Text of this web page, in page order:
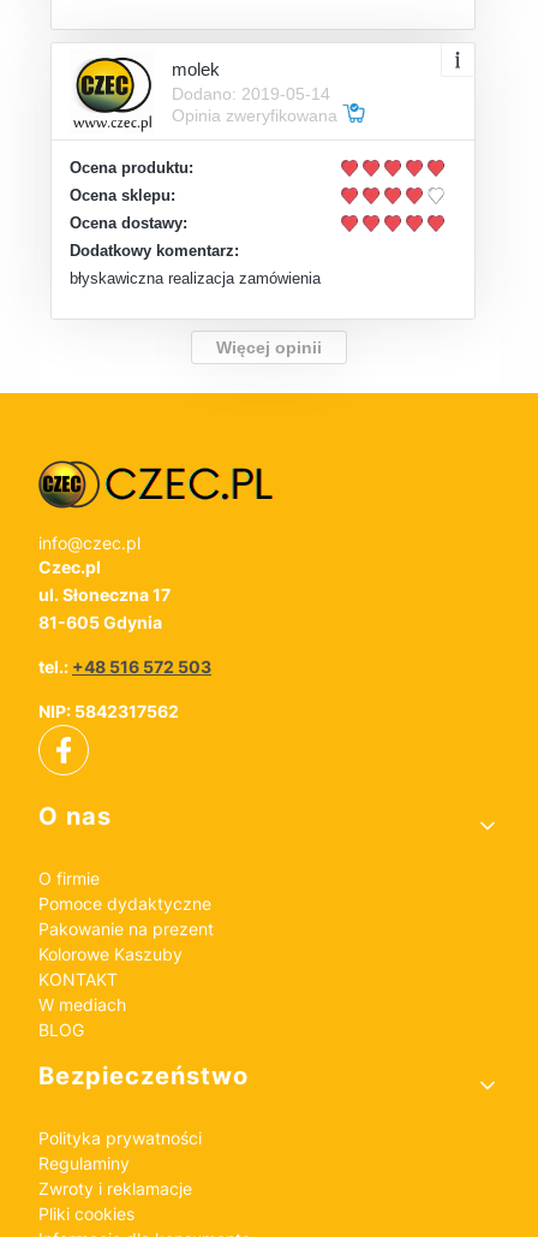
molek
Dodano: 2019-05-14
Opinia zweryfikowana
Ocena produktu:
Ocena sklepu:
Ocena dostawy:
Dodatkowy komentarz:
błyskawiczna realizacja zamówienia
Więcej opinii
info@czec.pl
Czec.pl
ul. Słoneczna 17
81-605 Gdynia
tel.: +48 516 572 503
NIP: 5842317562
Linki w stopce
O nas
O firmie
Pomoce dydaktyczne
Pakowanie na prezent
Kolorowe Kaszuby
KONTAKT
W mediach
BLOG
Bezpieczeństwo
Polityka prywatności
Regulaminy
Zwroty i reklamacje
Pliki cookies